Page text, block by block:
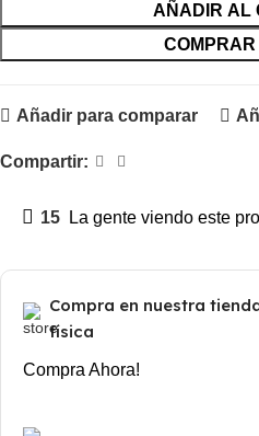
AÑADIR AL
Añadir para comparar
Compartir:
15 La gente viendo este
Compra en nuestra
física
Compra Ahora!